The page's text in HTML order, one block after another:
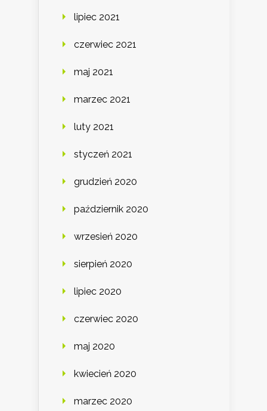
lipiec 2021
czerwiec 2021
maj 2021
marzec 2021
luty 2021
styczeń 2021
grudzień 2020
październik 2020
wrzesień 2020
sierpień 2020
lipiec 2020
czerwiec 2020
maj 2020
kwiecień 2020
marzec 2020